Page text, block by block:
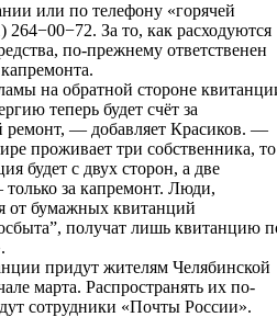
или по телефону «горячей
264−00−72. За то, как расходуются
по-прежнему ответственен
на обратной стороне
теперь будет счёт за
ремонт, — добавляет Красиков. —
проживает три собственника, то
будет с двух сторон, а две
за капремонт. Люди,
от бумажных квитанций
получат лишь квитанцию
придут жителям Челябинской
марта. Распространять их по-
сотрудники «Почты России».